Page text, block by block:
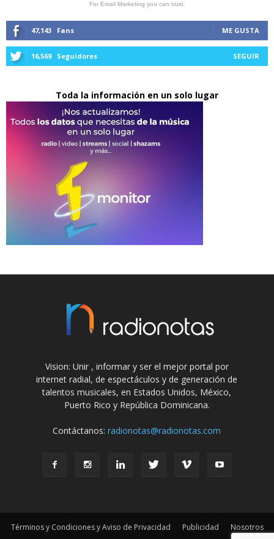
For Email Marketing you can trust.
47,143 Fans ME GUSTA
16,569 Seguidores SEGUIR
Toda la información en un solo lugar
Vision: Unir , informar y ser el mejor portal por
internet radial, de espectáculos y de generación de
talentos musicales, en Estados Unidos, México,
Puerto Rico y República Dominicana.
Contáctanos:radionotas@radionotas.com
Términos y Condiciones y Aviso de Privacidad Publicidad Nosotros